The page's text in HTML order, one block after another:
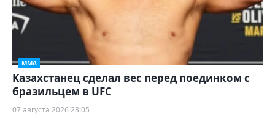
ММА
Казахстанец сделал вес перед поединком с
бразильцем в UFC
07 августа 2026 23:05